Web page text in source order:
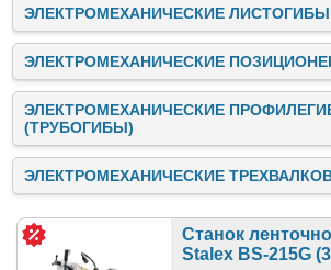
ЭЛЕКТРОМЕХАНИЧЕСКИЕ ЛИСТОГИБЫ
ЭЛЕКТРОМЕХАНИЧЕСКИЕ
ЭЛЕКТРОМЕХАНИЧЕСКИЕ
(ТРУБОГИБЫ)
ЭЛЕКТРОМЕХАНИЧЕСКИЕ
Станок
Stalex BS-215G